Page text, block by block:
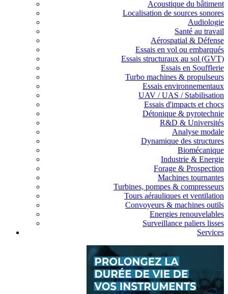
Acoustique du bâtiment
Localisation de sources sonores
Audiologie
Santé au travail
Aérospatial & Défense
Essais en vol ou embarqués
Essais structuraux au sol (GVT)
Essais en Soufflerie
Turbo machines & propulseurs
Essais environnementaux
UAV / UAS / Stabilisation
Essais d'impacts et chocs
Détonique & pyrotechnie
R&D & Universités
Analyse modale
Dynamique des structures
Biomécanique
Industrie & Energie
Forage & Prospection
Machines tournantes
Turbines, pompes & compresseurs
Tours aérauliques et ventilation
Convoyeurs & machines outils
Energies renouvelables
Surveillance paliers lisses
Services